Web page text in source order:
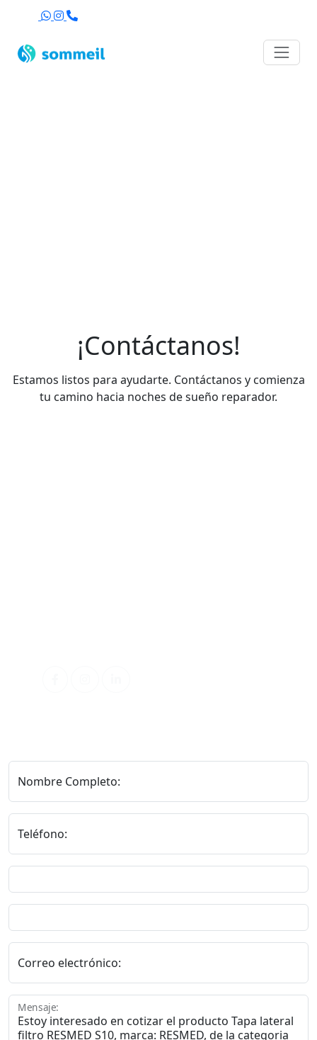
¡Contáctanos!
Estamos listos para ayudarte. Contáctanos y comienza
tu camino hacia noches de sueño reparador.
Nombre Completo:
Teléfono:
Correo electrónico:
Mensaje: